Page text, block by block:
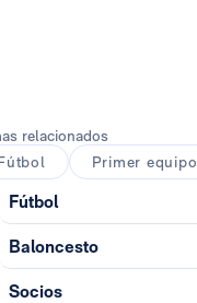
relacionados
Primer equipo
Fútbol
Baloncesto
Socios